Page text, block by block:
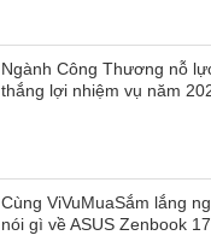
Ngành Công Thương nỗ
thắng lợi nhiệm vụ năm
Cùng ViVuMuaSắm lắng
nói gì về ASUS Zenbook